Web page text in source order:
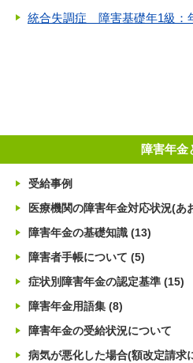
統合失調症 障害基礎年1級：
障害年金
受給事例
医療機関の障害年金対応状況(あ
障害年金の基礎知識 (13)
障害者手帳について (5)
症状別障害年金の認定基準 (15)
障害年金用語集 (8)
障害年金の受給状況について
病気が悪化した場合(額改定請求